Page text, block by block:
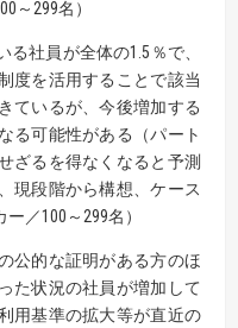
～299名）
る社員が全体の1.5％で、
度を活用することで該当
ているが、今後増加する
る可能性がある（パート
ざるを得なくなると予測
現段階から構想、ケース
／100～299名）
公的な証明がある方のほ
た状況の社員が増加して
用基準の拡大等が直近の